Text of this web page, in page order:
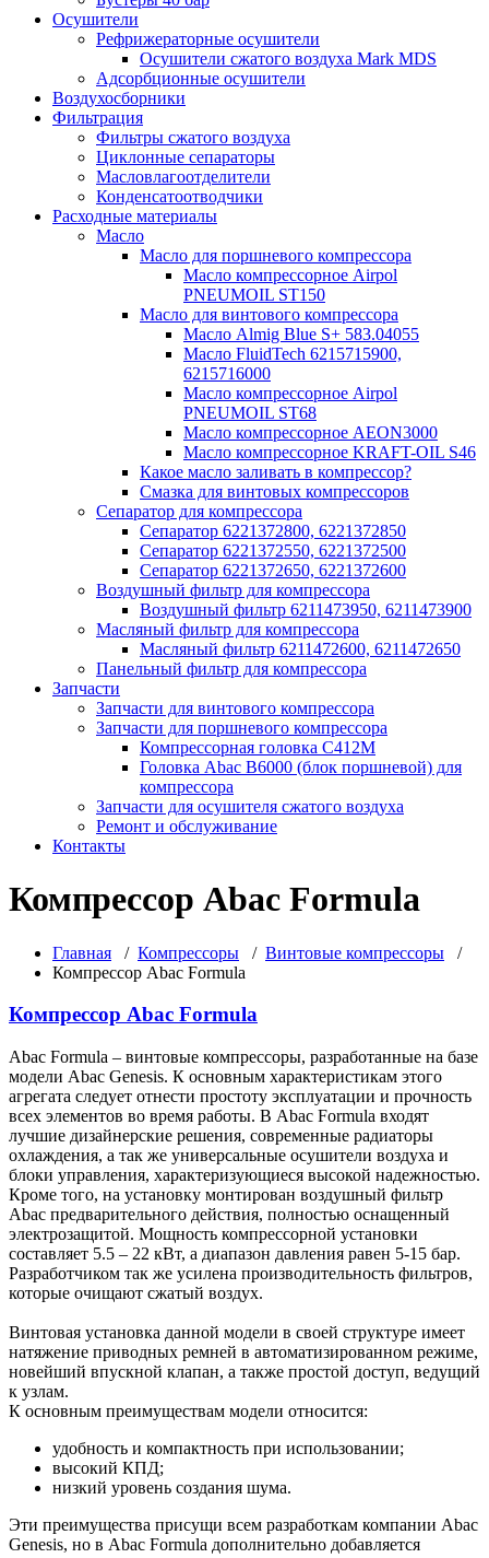
Осушители
Рефрижераторные осушители
Осушители сжатого воздуха Mark MDS
Адсорбционные осушители
Воздухосборники
Фильтрация
Фильтры сжатого воздуха
Циклонные сепараторы
Масловлагоотделители
Конденсатоотводчики
Расходные материалы
Масло
Масло для поршневого компрессора
Масло компрессорное Airpol
PNEUMOIL ST150
Масло для винтового компрессора
Масло Almig Blue S+ 583.04055
Масло FluidTech 6215715900,
6215716000
Масло компрессорное Airpol
PNEUMOIL ST68
Масло компрессорное AEON3000
Масло компрессорное KRAFT-OIL S46
Какое масло заливать в компрессор?
Смазка для винтовых компрессоров
Сепаратор для компрессора
Сепаратор 6221372800, 6221372850
Сепаратор 6221372550, 6221372500
Сепаратор 6221372650, 6221372600
Воздушный фильтр для компрессора
Воздушный фильтр 6211473950, 6211473900
Масляный фильтр для компрессора
Масляный фильтр 6211472600, 6211472650
Панельный фильтр для компрессора
Запчасти
Запчасти для винтового компрессора
Запчасти для поршневого компрессора
Компрессорная головка С412М
Головка Abac B6000 (блок поршневой) для
компрессора
Запчасти для осушителя сжатого воздуха
Ремонт и обслуживание
Контакты
Компрессор Abac Formula
Главная / Компрессоры / Винтовые компрессоры /
Компрессор Abac Formula
Компрессор Abac Formula
Abac Formula – винтовые компрессоры, разработанные на базе
модели Abac Genesis. К основным характеристикам этого
агрегата следует отнести простоту эксплуатации и прочность
всех элементов во время работы. В Abac Formula входят
лучшие дизайнерские решения, современные радиаторы
охлаждения, а так же универсальные осушители воздуха и
блоки управления, характеризующиеся высокой надежностью.
Кроме того, на установку монтирован воздушный фильтр
Abac предварительного действия, полностью оснащенный
электрозащитой. Мощность компрессорной установки
составляет 5.5 – 22 кВт, а диапазон давления равен 5-15 бар.
Разработчиком так же усилена производительность фильтров,
которые очищают сжатый воздух.
Винтовая установка данной модели в своей структуре имеет
натяжение приводных ремней в автоматизированном режиме,
новейший впускной клапан, а также простой доступ, ведущий
к узлам.
К основным преимуществам модели относится:
удобность и компактность при использовании;
высокий КПД;
низкий уровень создания шума.
Эти преимущества присущи всем разработкам компании Abac
Genesis, но в Abac Formula дополнительно добавляется